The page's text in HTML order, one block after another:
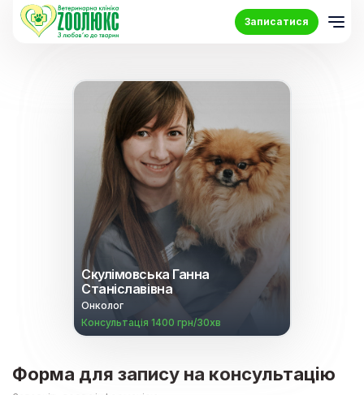
Записатися
Форма для запису на консультацію
Скулімовська Ганна
Станіславівна
Онколог
Консультація 1400 грн/30хв